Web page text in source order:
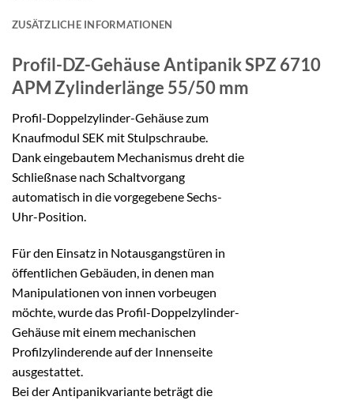
ZUSÄTZLICHE INFORMATIONEN
Profil-DZ-Gehäuse Antipanik SPZ 6710
APMZylinderlänge 55/50 mm
Profil-Doppelzylinder-Gehäuse zum
Knaufmodul SEK mit Stulpschraube.
Dank eingebautem Mechanismus dreht die
Schließnase nach Schaltvorgang
automatisch in die vorgegebene Sechs-
Uhr-Position.
Für den Einsatz in Notausgangstüren in
öffentlichen Gebäuden, in denen man
Manipulationen von innen vorbeugen
möchte, wurde das Profil-Doppelzylinder-
Gehäuse mit einem mechanischen
Profilzylinderende auf der Innenseite
ausgestattet.
Bei der Antipanikvariante beträgt die